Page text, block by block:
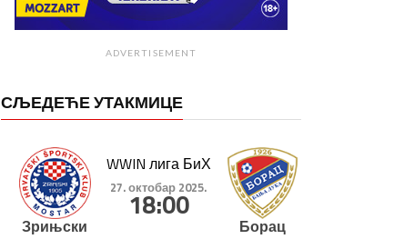
ADVERTISEMENT
СЉЕДЕЋЕ УТАКМИЦЕ
Зрињски
WWIN лига БиХ
27. октобар 2025.
18:00
Борац